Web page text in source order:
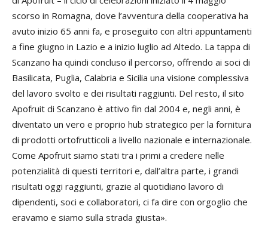
scorso in Romagna, dove l’avventura della cooperativa ha
avuto inizio 65 anni fa, e proseguito con altri appuntamenti
a fine giugno in Lazio e a inizio luglio ad Altedo. La tappa di
Scanzano ha quindi concluso il percorso, offrendo ai soci di
Basilicata, Puglia, Calabria e Sicilia una visione complessiva
del lavoro svolto e dei risultati raggiunti. Del resto, il sito
Apofruit di Scanzano è attivo fin dal 2004 e, negli anni, è
diventato un vero e proprio hub strategico per la fornitura
di prodotti ortofrutticoli a livello nazionale e internazionale.
Come Apofruit siamo stati tra i primi a credere nelle
potenzialità di questi territori e, dall’altra parte, i grandi
risultati oggi raggiunti, grazie al quotidiano lavoro di
dipendenti, soci e collaboratori, ci fa dire con orgoglio che
eravamo e siamo sulla strada giusta».